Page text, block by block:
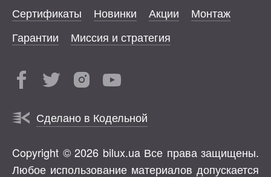
Сертификаты
Новинки Акции
Монтаж
Гарантии
Миссия и стратегия
Сделано в Кодельной
Copyright © 2026 bilux.ua Все права защищены.
Любое использование материалов допускается